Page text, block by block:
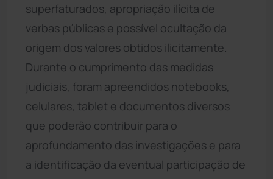
superfaturados, apropriação ilícita de
verbas públicas e possível ocultação da
origem dos valores obtidos ilicitamente.
Durante o cumprimento das medidas
judiciais, foram apreendidos notebooks,
celulares, tablet e documentos diversos
que poderão contribuir para o
aprofundamento das investigações e para
a identificação da eventual participação de